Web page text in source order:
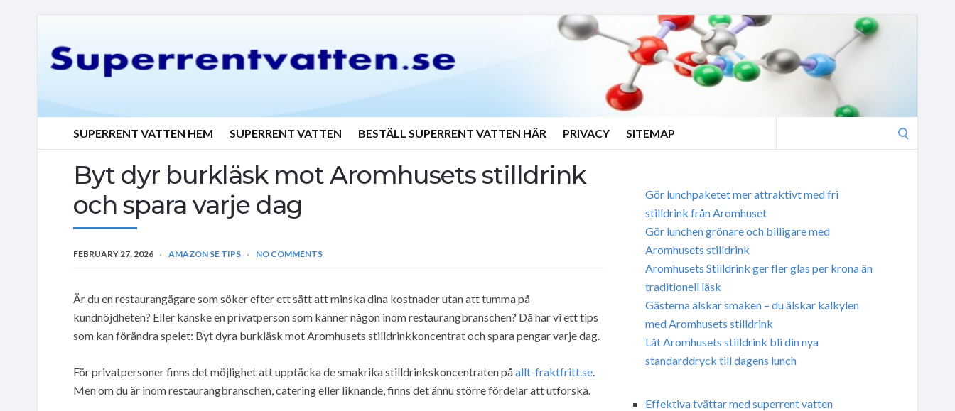
SUPERRENT VATTEN HEM SUPERRENT VATTEN BESTÄLL SUPERRENT VATTEN HÄR PRIVACY SITEMAP
Byt dyr burkläsk mot Aromhusets stilldrink
och spara varje dag
FEBRUARY 27, 2026 AMAZON SE TIPS NO COMMENTS
Är du en restaurangägare som söker efter ett sätt att minska dina kostnader utan att tumma på
kundnöjdheten? Eller kanske en privatperson som känner någon inom restaurangbranschen? Då har vi ett tips
som kan förändra spelet: Byt dyra burkläsk mot Aromhusets stilldrinkkoncentrat och spara pengar varje dag.
För privatpersoner finns det möjlighet att upptäcka de smakrika stilldrinkskoncentraten påallt-fraktfritt.se.
Men om du är inom restaurangbranschen, catering eller liknande, finns det ännu större fördelar att utforska.
Gör lunchpaketet mer attraktivt med fri
stilldrink från Aromhuset
Gör lunchen grönare och billigare med
Aromhusets stilldrink
Aromhusets Stilldrink ger fler glas per krona än
traditionell läsk
Gästerna älskar smaken – du älskar kalkylen
med Aromhusets stilldrink
Låt Aromhusets stilldrink bli din nya
standarddryck till dagens lunch
Effektiva tvättar med superrent vatten